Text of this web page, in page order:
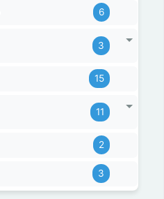
6
3
15
11
2
3